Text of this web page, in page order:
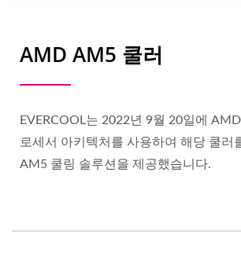
AMD AM5 쿨러
EVERCOOL는 2022년 9월 20일에
로세서 아키텍처를 사용하여 해당 쿨러
AM5 쿨링 솔루션을 제공했습니다.